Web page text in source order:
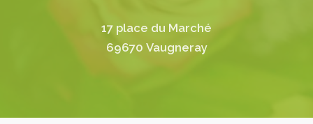
17 place du Marché
69670 Vaugneray